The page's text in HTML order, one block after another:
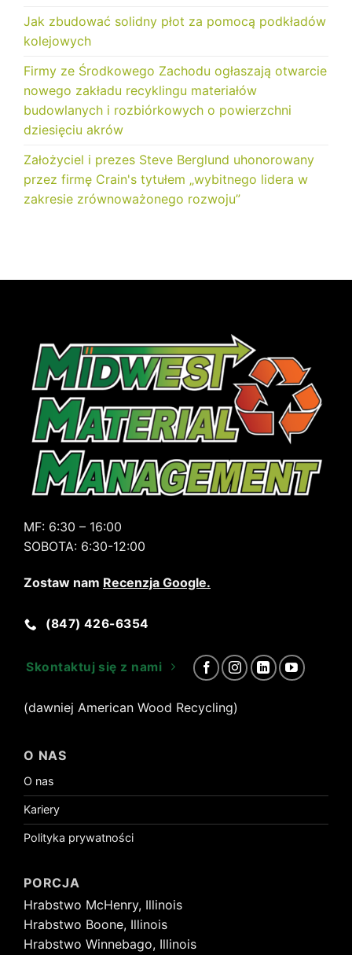
Jak zbudować solidny płot za pomocą podkładów
kolejowych
Firmy ze Środkowego Zachodu ogłaszają otwarcie
nowego zakładu recyklingu materiałów
budowlanych i rozbiórkowych o powierzchni
dziesięciu akrów
Założyciel i prezes Steve Berglund uhonorowany
przez firmę Crain's tytułem „wybitnego lidera w
zakresie zrównoważonego rozwoju”
MF: 6:30 – 16:00
SOBOTA: 6:30-12:00
Zostaw nam Recenzja Google.
(847) 426-6354
Skontaktuj się z nami
(dawniej American Wood Recycling)
O NAS
O nas
Kariery
Polityka prywatności
PORCJA
Hrabstwo McHenry, Illinois
Hrabstwo Boone, Illinois
Hrabstwo Winnebago, Illinois